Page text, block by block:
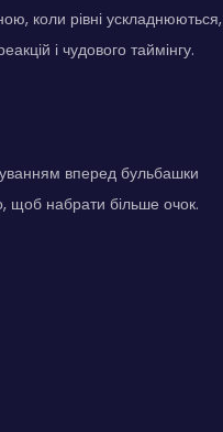
коли рівні ускладнюються,
і чудового таймінгу.
вперед бульбашки
щоб набрати більше очок.